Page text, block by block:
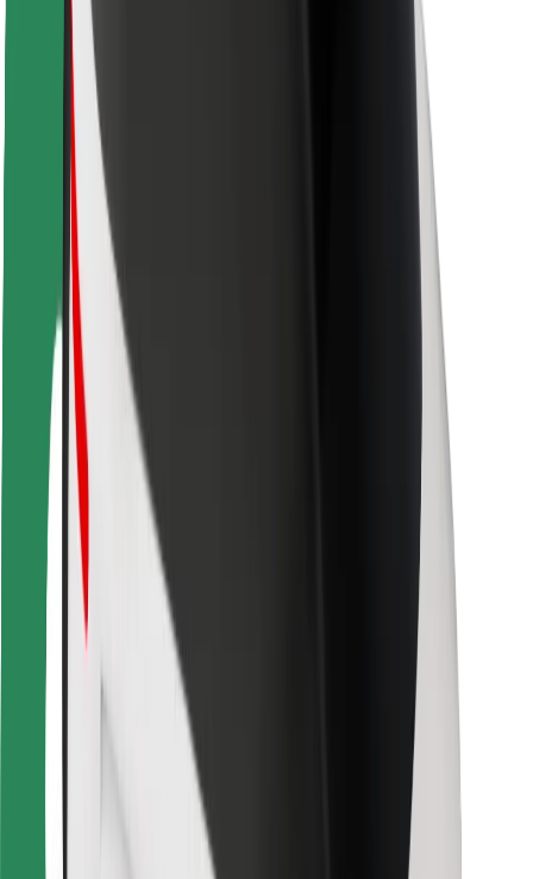
Pilsētas
Pilsētas
Risinājumi pilsētām
Lidostas
Bolt uzlādes statīvi
Palīdzība
Pasažieriem
Autovadītājiem
Kurjeriem
Bolt Food
Autoparku īpašniekiem
Restorāniem
Bolt for Business
Noteikumi un nosacījumi